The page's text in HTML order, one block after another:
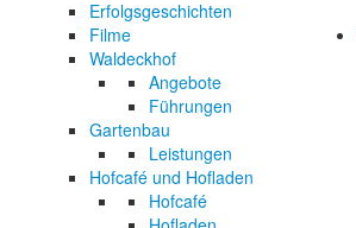
Erfolgsgeschichten
Filme
Waldeckhof
Angebote
Führungen
Gartenbau
Leistungen
Hofcafé und Hofladen
Hofcafé